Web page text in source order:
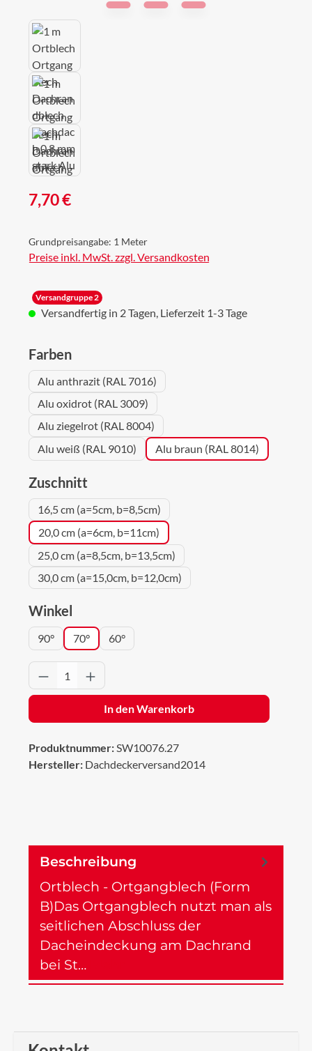
Regulärer Preis:
7,70 €
Grundpreisangabe: 1 Meter
Preise inkl. MwSt. zzgl. Versandkosten
Versandgruppe 2
Versandfertig in 2 Tagen, Lieferzeit 1-3 Tage
Farbenauswählen
Alu anthrazit (RAL 7016)
Alu oxidrot (RAL 3009)
Alu ziegelrot (RAL 8004)
Alu weiß (RAL 9010)
Alu braun (RAL 8014)
Zuschnitt
16,5 cm (a=5cm, b=8,5cm)
20,0 cm (a=6cm, b=11cm)
25,0 cm (a=8,5cm, b=13,5cm)
30,0 cm (a=15,0cm, b=12,0cm)
Winkel
90° 70° 60°
Produkt Anzahl: Gib den gewünschten
In den Warenkorb
Produktnummer:SW10076.27
Hersteller: Dachdeckerversand2014
Beschreibung
Ortblech - Ortgangblech (Form
B)Das Ortgangblech nutzt man als
seitlichen Abschluss der
Dacheindeckung am Dachrand
bei St…